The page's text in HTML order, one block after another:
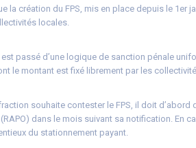
la création du FPS, mis en place depuis le 1er
locales.
est passé d’une logique de sanction pénale
le montant est fixé librement par les
souhaite contester le FPS, il doit
dans le mois suivant sa notification. En
du stationnement payant.